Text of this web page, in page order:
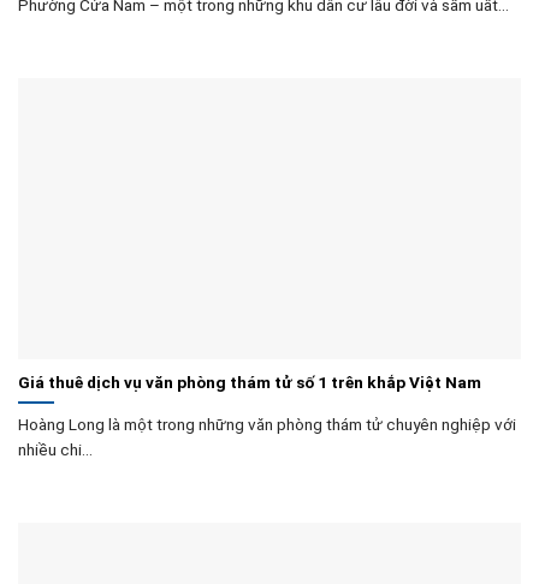
Phường Cửa Nam – một trong những khu dân cư lâu đời và sầm uất...
Giá thuê dịch vụ văn phòng thám tử số 1 trên khắp Việt Nam
Hoàng Long là một trong những văn phòng thám tử chuyên nghiệp với
nhiều chi...